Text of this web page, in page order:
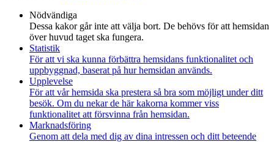
Nödvändiga
Dessa kakor går inte att välja bort. De behövs för att hemsidan
över huvud taget ska fungera.
Statistik
För att vi ska kunna förbättra hemsidans funktionalitet och
uppbyggnad, baserat på hur hemsidan används.
Upplevelse
För att vår hemsida ska prestera så bra som möjligt under ditt
besök. Om du nekar de här kakorna kommer viss
funktionalitet att försvinna från hemsidan.
Marknadsföring
Genom att dela med dig av dina intressen och ditt beteende